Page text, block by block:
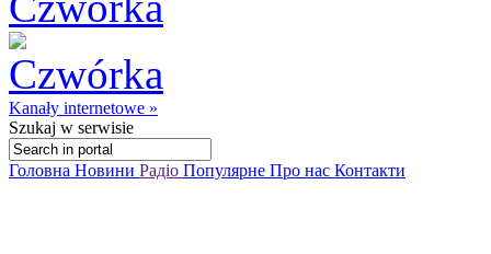
Kanały internetowe »
Szukaj w serwisie
Головна Новини Радіо Популярне Про нас Контакти